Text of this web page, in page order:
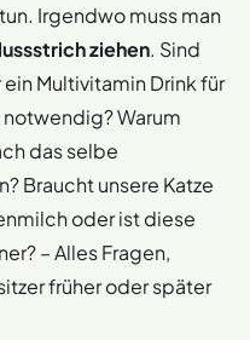
Irgendwo muss man
ziehen. Sind
Multivitamin Drink für
Warum
das selbe
Braucht unsere Katze
oder ist diese
– Alles Fragen,
früher oder später